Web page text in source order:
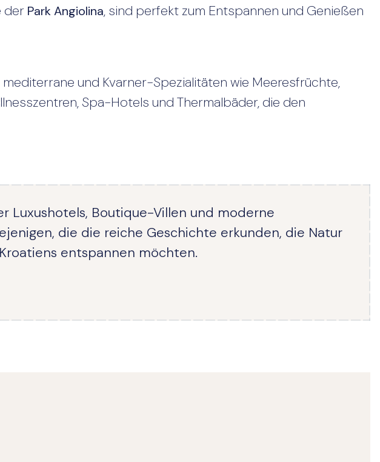
der Park Angiolina, sind perfekt zum Entspannen und Genießen
und Kvarner-Spezialitäten wie Meeresfrüchte,
Spa-Hotels und Thermalbäder, die den
Luxushotels, Boutique-Villen und moderne
die die reiche Geschichte erkunden, die Natur
entspannen möchten.